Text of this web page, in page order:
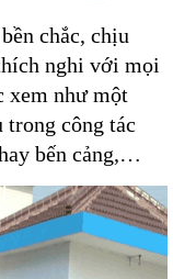
chắc, chịu
nghi với mọi
xem như một
công tác
bến cảng,…